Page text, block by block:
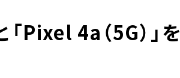
Pixel 4a（5G）」を